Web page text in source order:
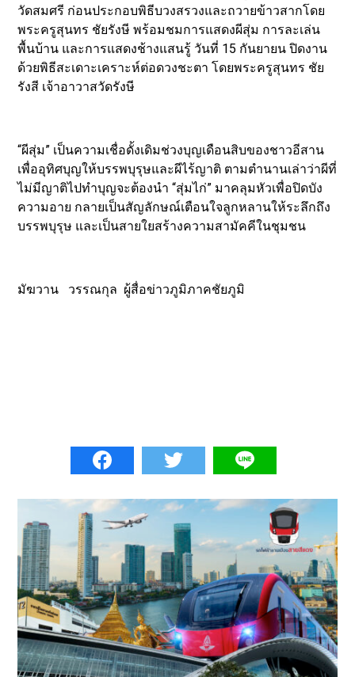
วัดสมศรี ก่อนประกอบพิธีบวงสรวงและถวายข้าวสากโดย
พระครูสุนทร ชัยรังษี พร้อมชมการแสดงผีสุ่ม การละเล่น
พื้นบ้าน และการแสดงช้างแสนรู้ วันที่ 15 กันยายน ปิดงาน
ด้วยพิธีสะเดาะเคราะห์ต่อดวงชะตา โดยพระครูสุนทร ชัย
รังสี เจ้าอาวาสวัดรังษี
“ผีสุ่ม” เป็นความเชื่อดั้งเดิมช่วงบุญเดือนสิบของชาวอีสาน
เพื่ออุทิศบุญให้บรรพบุรุษและผีไร้ญาติ ตามตำนานเล่าว่าผีที่
ไม่มีญาติไปทำบุญจะต้องนำ “สุ่มไก่” มาคลุมหัวเพื่อปิดบัง
ความอาย กลายเป็นสัญลักษณ์เตือนใจลูกหลานให้ระลึกถึง
บรรพบุรุษ และเป็นสายใยสร้างความสามัคคีในชุมชน
มัฆวาน วรรณกุล ผู้สื่อข่าวภูมิภาคชัยภูมิ